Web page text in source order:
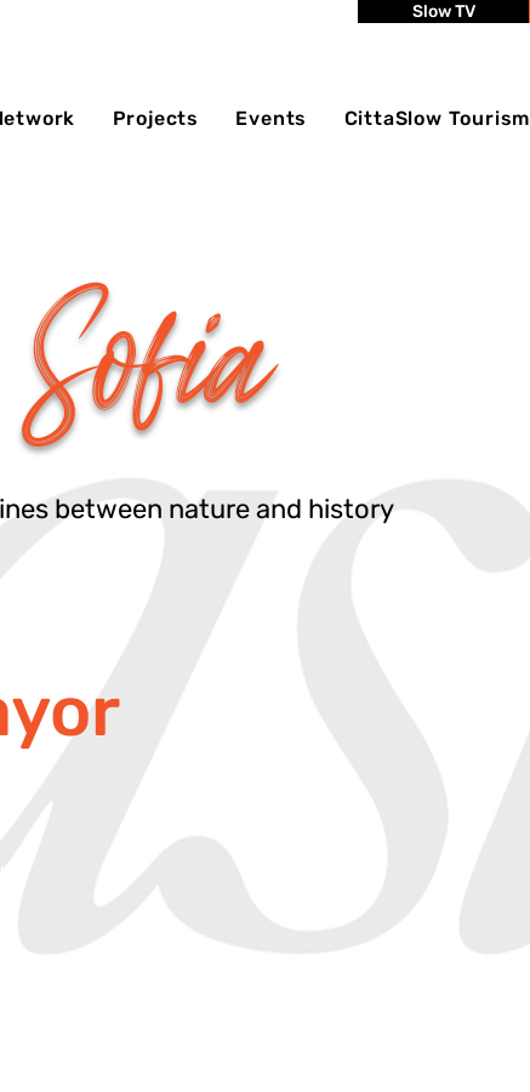
Slow TV
Projects Events CittaSlow Tourism
between nature and history